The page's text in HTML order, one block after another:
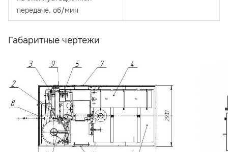
передаче, об/мин
Габаритные чертежи